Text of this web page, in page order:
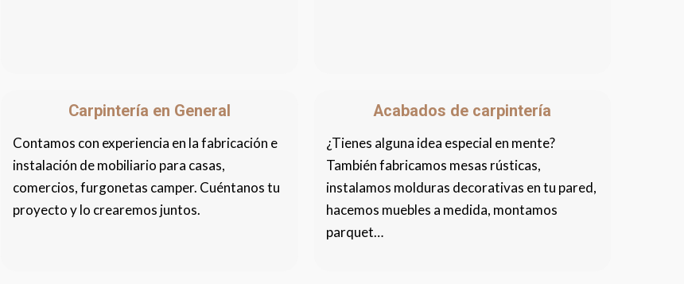
Carpintería en General
Contamos con experiencia en la fabricación e
instalación de mobiliario para casas,
comercios, furgonetas camper. Cuéntanos tu
proyecto y lo crearemos juntos.
Acabados de carpintería
¿Tienes alguna idea especial en mente?
También fabricamos mesas rústicas,
instalamos molduras decorativas en tu pared,
hacemos muebles a medida, montamos
parquet…